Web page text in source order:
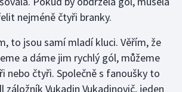
nejméně čtyři branky.
to jsou samí mladí kluci. Věřím, že
a dáme jim rychlý gól, můžeme
nebo čtyři. Společně s fanoušky to
záložník Vukadin Vukadinovič, jeden